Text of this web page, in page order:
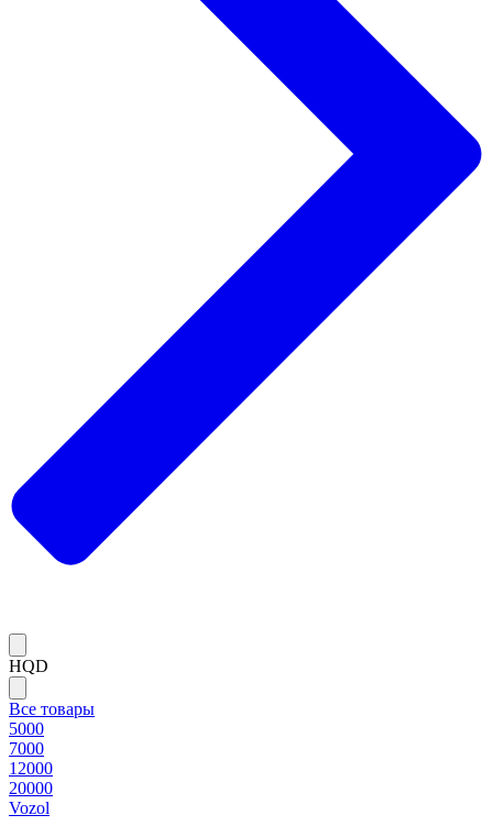
HQD
Все товары
5000
7000
12000
20000
Vozol